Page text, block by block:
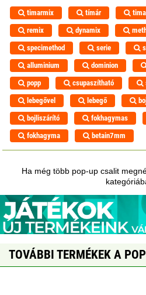
timarmix tímár
remix
dynamix
specimethod
serie
alluminium
dominion
popp
csupaszítható
lebegővel
lebegő
bojliszárító
fokhagymas
fokhagyma
betain7mm
Ha még több pop-up csalit
TOVÁBBI TERMÉKEK A